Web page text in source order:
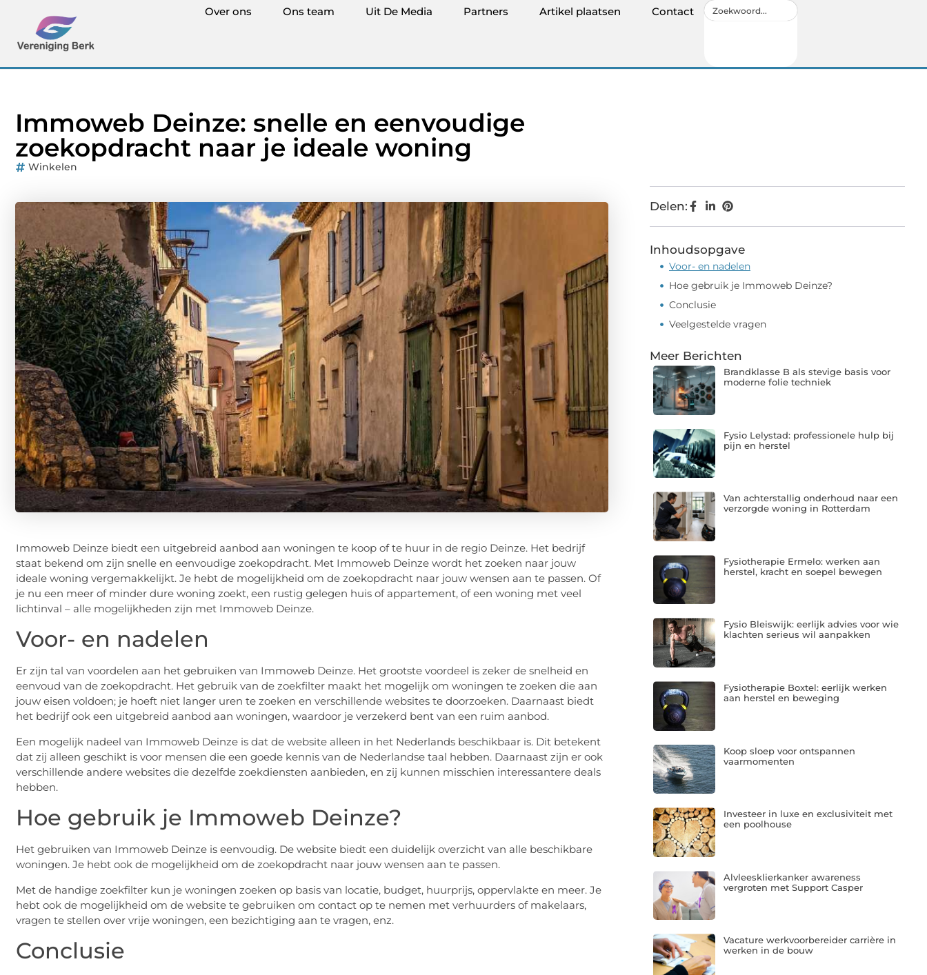
Over ons Ons team Uit De Media Partners Artikel plaatsen Contact
Immoweb Deinze: snelle en eenvoudige
zoekopdracht naar je ideale woning
Winkelen
Immoweb Deinze biedt een uitgebreid aanbod aan woningen te koop of te huur in de regio Deinze. Het bedrijf
staat bekend om zijn snelle en eenvoudige zoekopdracht. Met Immoweb Deinze wordt het zoeken naar jouw
ideale woning vergemakkelijkt. Je hebt de mogelijkheid om de zoekopdracht naar jouw wensen aan te passen. Of
je nu een meer of minder dure woning zoekt, een rustig gelegen huis of appartement, of een woning met veel
lichtinval – alle mogelijkheden zijn met Immoweb Deinze.
Voor- en nadelen
Er zijn tal van voordelen aan het gebruiken van Immoweb Deinze. Het grootste voordeel is zeker de snelheid en
eenvoud van de zoekopdracht. Het gebruik van de zoekfilter maakt het mogelijk om woningen te zoeken die aan
jouw eisen voldoen; je hoeft niet langer uren te zoeken en verschillende websites te doorzoeken. Daarnaast biedt
het bedrijf ook een uitgebreid aanbod aan woningen, waardoor je verzekerd bent van een ruim aanbod.
Een mogelijk nadeel van Immoweb Deinze is dat de website alleen in het Nederlands beschikbaar is. Dit betekent
dat zij alleen geschikt is voor mensen die een goede kennis van de Nederlandse taal hebben. Daarnaast zijn er ook
verschillende andere websites die dezelfde zoekdiensten aanbieden, en zij kunnen misschien interessantere deals
hebben.
Hoe gebruik je Immoweb Deinze?
Het gebruiken van Immoweb Deinze is eenvoudig. De website biedt een duidelijk overzicht van alle beschikbare
woningen. Je hebt ook de mogelijkheid om de zoekopdracht naar jouw wensen aan te passen.
Met de handige zoekfilter kun je woningen zoeken op basis van locatie, budget, huurprijs, oppervlakte en meer. Je
hebt ook de mogelijkheid om de website te gebruiken om contact op te nemen met verhuurders of makelaars,
vragen te stellen over vrije woningen, een bezichtiging aan te vragen, enz.
Conclusie
Delen:
Inhoudsopgave
Voor- en nadelen
Hoe gebruik je Immoweb Deinze?
Conclusie
Veelgestelde vragen
Meer Berichten
Brandklasse B als stevige basis voor
moderne folie techniek
Fysio Lelystad: professionele hulp bij
pijn en herstel
Van achterstallig onderhoud naar een
verzorgde woning in Rotterdam
Fysiotherapie Ermelo: werken aan
herstel, kracht en soepel bewegen
Fysio Bleiswijk: eerlijk advies voor wie
klachten serieus wil aanpakken
Fysiotherapie Boxtel: eerlijk werken
aan herstel en beweging
Koop sloep voor ontspannen
vaarmomenten
Investeer in luxe en exclusiviteit met
een poolhouse
Alvleesklierkanker awareness
vergroten met Support Casper
Vacature werkvoorbereider carrière in
werken in de bouw